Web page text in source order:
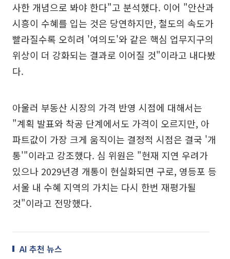
사한 개념으로 봐야 한다"고 분석했다. 이어 "안산과
시흥이 수혜를 입는 것은 당연하지만, 철도의 속도가
빨라질수록 오히려 '여의도'와 같은 핵심 업무지구의
위상이 더 강화되는 결과로 이어질 것"이라고 내다봤
다.
아울러 부동산 시장의 가격 반영 시점에 대해서는
"계획 발표와 착공 단계에서도 가격이 오르지만, 아
파트값이 가장 크게 움직이는 결정적 시점은 결국 '개
통'"이라고 강조했다. 심 위원은 "현재 지연 우려가
있으나 2029년경 개통이 현실화되면 구로, 영등포 등
서울 내 수혜 지역의 가치는 다시 한번 재평가될
것"이라고 전망했다.
AI 추천 뉴스